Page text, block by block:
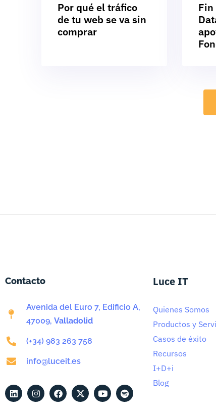
Por qué el tráfico
de tu web se va sin
comprar
Fin
Contacto
Avenida del Euro 7, Edificio A,
47009, Valladolid
(+34) 983 263 758
info@luceit.es
Luce IT
Quienes Somos
Productos y
Casos de éxito
Recursos
I+D+i
Blog